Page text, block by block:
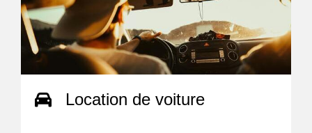
Location de voiture